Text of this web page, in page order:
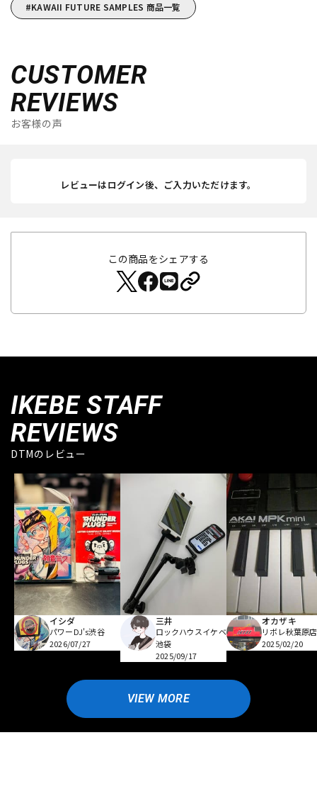
KAWAII FUTURE SAMPLES 商品一覧
CUSTOMER
REVIEWS
お客様の声
レビューはログイン後、ご入力いただけます。
この商品をシェアする
IKEBE STAFF
REVIEWS
DTMのレビュー
イシダ
パワーDJ's渋谷
2026/07/27
三井
ロックハウスイケベ
池袋
2025/09/17
オカザキ
リボレ秋葉原店
2025/02/20
VIEW MORE